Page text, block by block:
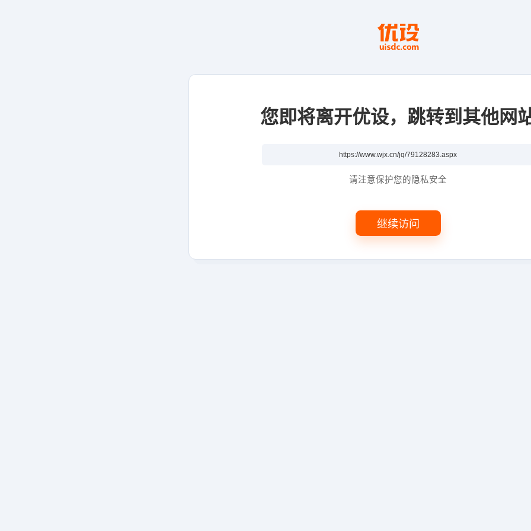
您即将离开优设，跳转到其他网
请注意保护您的隐私安全
继续访问